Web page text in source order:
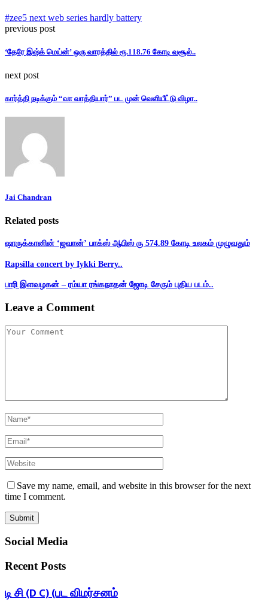
#zee5 next web series hardly battery
previous post
‘தேரே இஷ்க் மெய்ன்’ ஒரு வாரத்தில் ரூ.118.76 கோடி வசூல்..
next post
கார்த்தி நடிக்கும் “வா வாத்தியார்” பட முன் வெளியீட்டு விழா..
Jai Chandran
Related posts
ஷாருக்கானின் ‘ஜவான்’ பாக்ஸ் ஆபிஸ் ரு 574.89 கோடி உலகம் முழுவதும்
Rapsilla concert by Iykki Berry..
பாரி இளவழகன் – ரம்யா ரங்கநாதன் ஜோடி சேரும் புதிய படம்..
Leave a Comment
Save my name, email, and website in this browser for the next
time I comment.
Social Media
Recent Posts
டி சி (D C) (பட விமர்சனம்